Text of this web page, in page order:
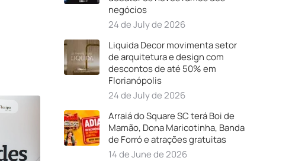
negócios
24 de July de 2026
Liquida Decor movimenta setor
de arquitetura e design com
descontos de até 50% em
Florianópolis
24 de July de 2026
Arraiá do Square SC terá Boi de
Mamão, Dona Maricotinha, Banda
de Forró e atrações gratuitas
14 de June de 2026